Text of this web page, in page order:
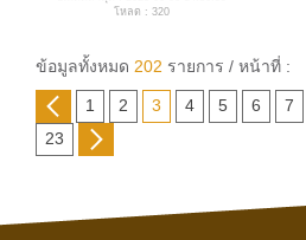
โหลด : 320
ข้อมูลทั้งหมด 202 รายการ / หน้าที่ :
1 2 3 4 5 6 7
23